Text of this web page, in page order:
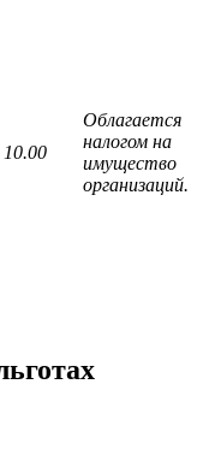
10.00
Облагается
налогом на
имущество
организаций.